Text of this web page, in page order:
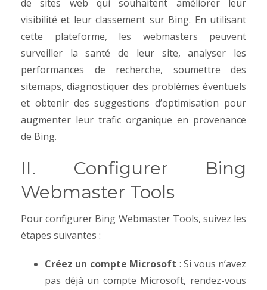
de sites web qui souhaitent améliorer leur
visibilité et leur classement sur Bing. En utilisant
cette plateforme, les webmasters peuvent
surveiller la santé de leur site, analyser les
performances de recherche, soumettre des
sitemaps, diagnostiquer des problèmes éventuels
et obtenir des suggestions d’optimisation pour
augmenter leur trafic organique en provenance
de Bing.
II. Configurer Bing
Webmaster Tools
Pour configurer Bing Webmaster Tools, suivez les
étapes suivantes :
Créez un compte Microsoft : Si vous n’avez
pas déjà un compte Microsoft, rendez-vous